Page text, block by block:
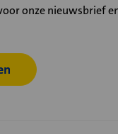
onze nieuwsbrief